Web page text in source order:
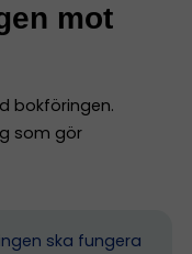
mot
bokföringen.
som gör
ska fungera